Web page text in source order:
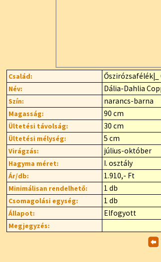
Család:
Név: Dália-Dahlia
Szín: narancs-barna
Magasság: 90 cm
Ültetési távolság: 30 cm
Ültetési mélység: 5 cm
Virágzás: július-október
Hagyma méret: I. osztály
Ár/db: 1.910,- Ft
Minimálisan rendelhető: 1 db
Csomagolási egység: 1 db
Állapot: Elfogyott
Megjegyzés: